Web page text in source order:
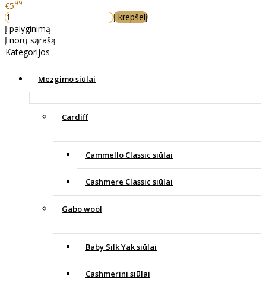
€599
Į krepšelį
Į palyginimą
Į norų sąrašą
Kategorijos
Mezgimo siūlai
Cardiff
Cammello Classic siūlai
Cashmere Classic siūlai
Gabo wool
Baby Silk Yak siūlai
Cashmerini siūlai